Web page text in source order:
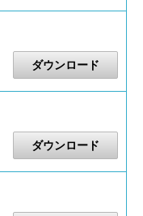
ダウンロード
ダウンロード